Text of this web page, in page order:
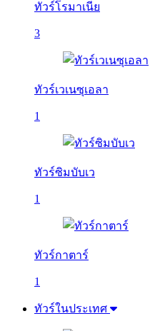
ทัวร์โรมาเนีย
3
ทัวร์เวเนซุเอลา
1
ทัวร์ซิมบับเว
1
ทัวร์กาตาร์
1
ทัวร์ในประเทศ